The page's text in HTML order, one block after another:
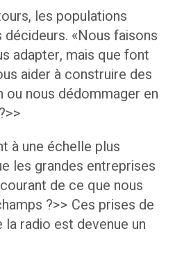
les populations
«Nous faisons
adapter, mais que font
aider à construire des
ou nous dédommager en
à une échelle plus
les grandes entreprises
de ce que nous
?>> Ces prises de
radio est devenue un